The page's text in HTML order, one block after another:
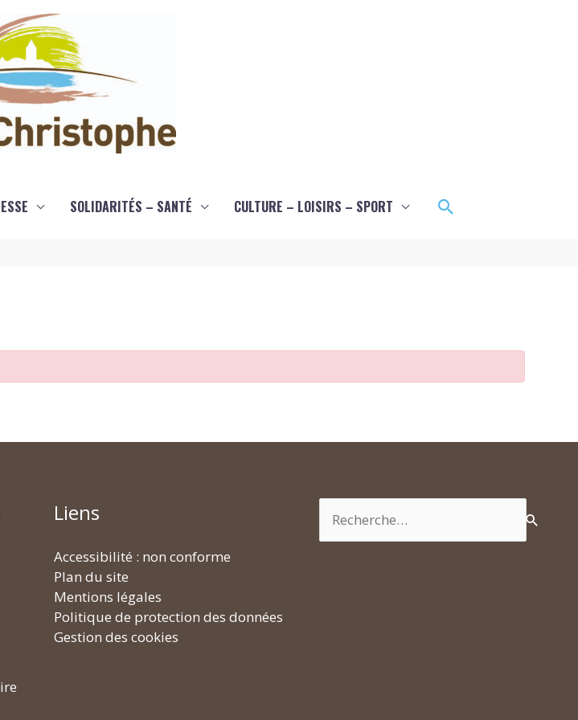
SOLIDARITÉS – SANTÉ CULTURE – LOISIRS – SPORT Rechercher
Liens
Accessibilité : non conforme
Plan du site
Mentions légales
Politique de protection des données
Gestion des cookies